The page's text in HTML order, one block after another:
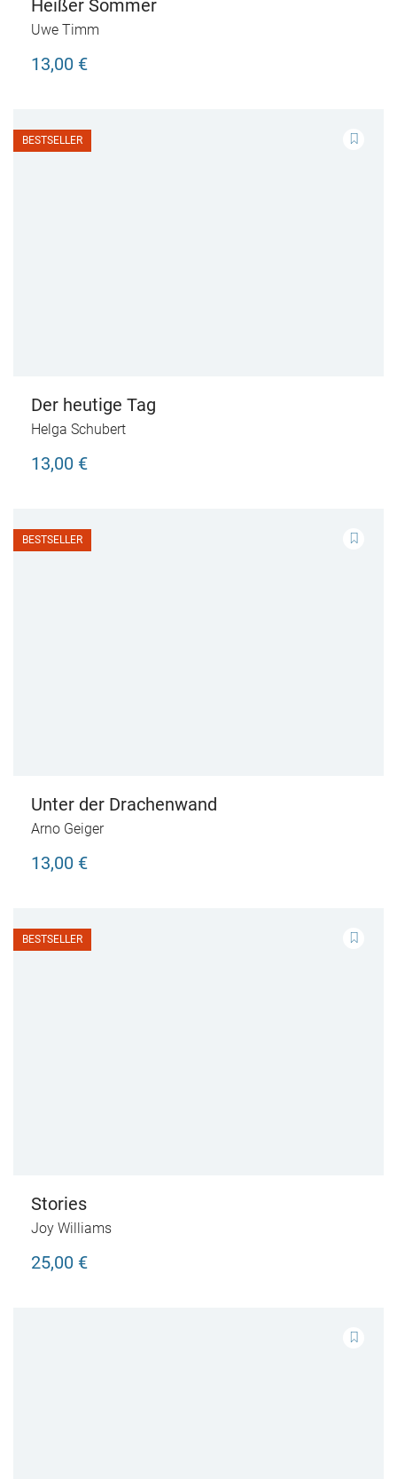
Heißer Sommer
Uwe Timm
13,00 €
BESTSELLER
Der heutige Tag
Helga Schubert
13,00 €
BESTSELLER
Unter der Drachenwand
Arno Geiger
13,00 €
BESTSELLER
Stories
Joy Williams
25,00 €